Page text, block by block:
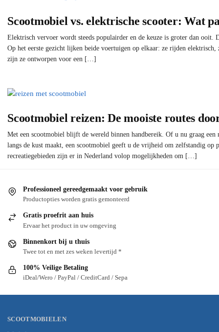
Scootmobiel vs. elektrische scooter: Wat
Elektrisch vervoer wordt steeds populairder en de keuze is groter dan ooit.
Op het eerste gezicht lijken beide voertuigen op elkaar: ze rijden
zijn ze ontworpen voor een […]
Scootmobiel reizen: De mooiste routes
Met een scootmobiel blijft de wereld binnen handbereik. Of u nu graag
langs de kust maakt, een scootmobiel geeft u de vrijheid om zelfstandig op
recreatiegebieden zijn er in Nederland volop mogelijkheden om […]
Professioneel gereedgemaakt voor gebruik
Productopties worden gratis gemonteerd
Gratis proefrit aan huis
Ervaar het product in uw omgeving
Binnenkort bij u thuis
Twee tot en met zes weken levertijd *
100% Veilige Betaling
iDeal/Wero / PayPal / CreditCard / Sepa
SCOOTMOBIELEN